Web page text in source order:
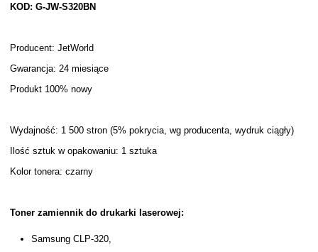
KOD: G-JW-S320BN
Producent: JetWorld
Gwarancja: 24 miesiące
Produkt 100% nowy
Wydajność: 1 500 stron (5% pokrycia, wg producenta, wydruk ciągły)
Ilość sztuk w opakowaniu: 1 sztuka
Kolor tonera: czarny
Toner zamiennik do drukarki laserowej:
Samsung CLP-320,